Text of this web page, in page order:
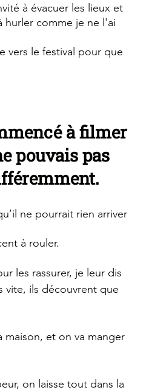
à évacuer les lieux et
hurler comme je ne l'ai
vers le festival pour que
à filmer
pouvais pas
ne pourrait rien arriver
à rouler.
les rassurer, je leur dis
vite, ils découvrent que
et on va manger
on laisse tout dans la